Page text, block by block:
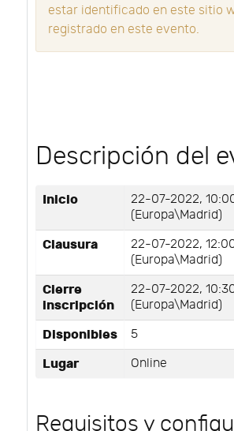
estar identificado en este sitio
registrado en este evento.
Descripción del
Inicio
22-07-2022,
(Europa\Madrid)
Clausura
22-07-2022,
(Europa\Madrid)
Cierre
inscripción
22-07-2022,
(Europa\Madrid)
Disponibles 5
Lugar Online
Requisitos y